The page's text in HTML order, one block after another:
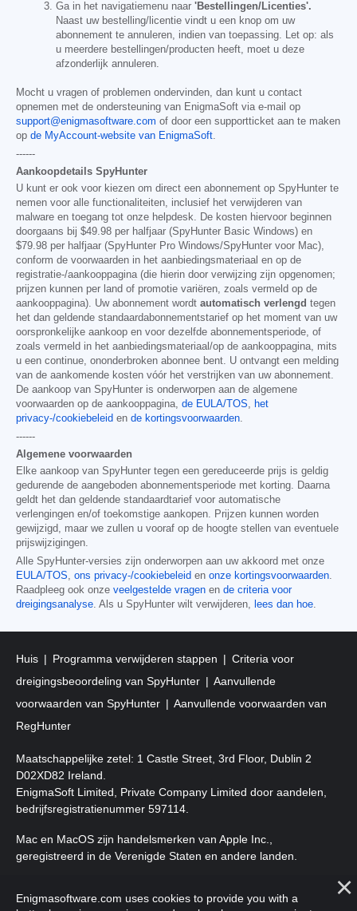
Ga in het navigatiemenu naar 'Bestellingen/Licenties'.
Naast uw bestelling/licentie vindt u een knop om uw
abonnement te annuleren, indien van toepassing. Let op: als
u meerdere bestellingen/producten heeft, moet u deze
afzonderlijk annuleren.
Mocht u vragen of problemen ondervinden, dan kunt u contact
opnemen met de ondersteuning van EnigmaSoft via e-mail op
support@enigmasoftware.com of door een supportticket aan te maken
op de MyAccount-website van EnigmaSoft.
------
Aankoopdetails SpyHunter
U kunt er ook voor kiezen om direct een abonnement op SpyHunter te
nemen voor alle functionaliteiten, inclusief het verwijderen van
malware en toegang tot onze helpdesk. De kosten hiervoor beginnen
doorgaans bij $49.98 per halfjaar (SpyHunter Basic Windows) en
$79.98 per halfjaar (SpyHunter Pro Windows/SpyHunter voor Mac),
conform de voorwaarden in het aanbiedingsmateriaal en op de
registratie-/aankooppagina (die hierin door verwijzing zijn opgenomen;
prijzen kunnen per land of promotie variëren, zoals vermeld op de
aankooppagina). Uw abonnement wordt automatisch verlengd tegen
het dan geldende standaardabonnementstarief op het moment van uw
oorspronkelijke aankoop en voor dezelfde abonnementsperiode, of
zoals vermeld in het aanbiedingsmateriaal/op de aankooppagina, mits
u een continue, ononderbroken abonnee bent. U ontvangt een melding
van de aankomende kosten vóór het verstrijken van uw abonnement.
De aankoop van SpyHunter is onderworpen aan de algemene
voorwaarden op de aankooppagina, de EULA/TOS, het
privacy-/cookiebeleid en de kortingsvoorwaarden.
------
Algemene voorwaarden
Elke aankoop van SpyHunter tegen een gereduceerde prijs is geldig
gedurende de aangeboden abonnementsperiode met korting. Daarna
geldt het dan geldende standaardtarief voor automatische
verlengingen en/of toekomstige aankopen. Prijzen kunnen worden
gewijzigd, maar we zullen u vooraf op de hoogte stellen van eventuele
prijswijzigingen.
Alle SpyHunter-versies zijn onderworpen aan uw akkoord met onze
EULA/TOS, ons privacy-/cookiebeleid en onze kortingsvoorwaarden.
Raadpleeg ook onze veelgestelde vragen en de criteria voor
dreigingsanalyse. Als u SpyHunter wilt verwijderen, lees dan hoe.
Huis Programma verwijderen stappen
Criteria voor
dreigingsbeoordeling van SpyHunter
Aanvullende
voorwaarden van SpyHunter
Aanvullende voorwaarden van
RegHunter
Maatschappelijke zetel: 1 Castle Street, 3rd Floor, Dublin 2
D02XD82 Ireland.
EnigmaSoft Limited, Private Company Limited door aandelen,
bedrijfsregistratienummer 597114.
Mac en MacOS zijn handelsmerken van Apple Inc.,
geregistreerd in de Verenigde Staten en andere landen.
voorbehouden.
Enigmasoftware.com uses cookies to provide you with a